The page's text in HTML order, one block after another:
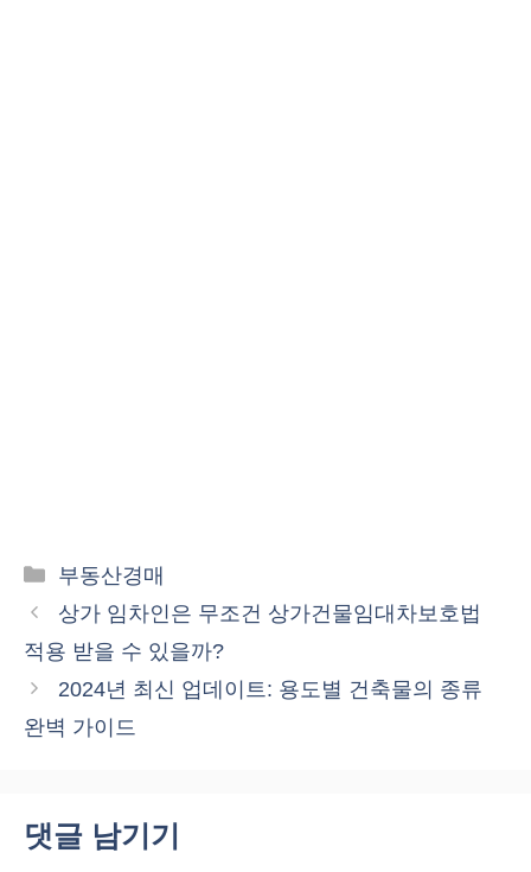
카
테
리
부동산경매
상가 임차인은 무조건 상가건물임대차보호법
적용 받을 수 있을까?
2024년 최신 업데이트: 용도별 건축물의 종류
완벽 가이드
댓글 남기기